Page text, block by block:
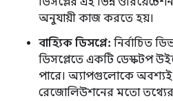
অনুযায়ী কাজ করতে হয়।
বাহ্যিক ডিসপ্লে: নির্বাচিত
ডিসপ্লেতে একটি ডেস্কটপ
পারে। অ্যাপগুলোকে অবশ্যই
রেজোলিউশনের মতো তথ্যের